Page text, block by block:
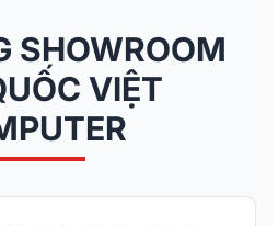
SHOWROOM
VIỆT